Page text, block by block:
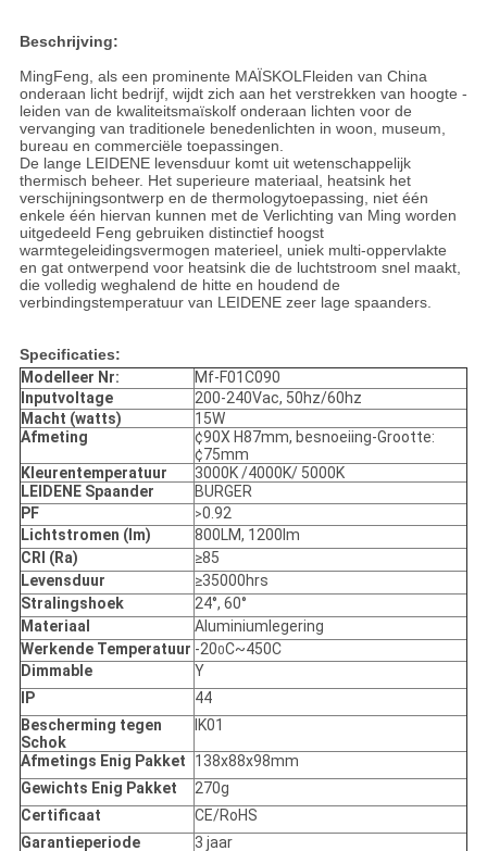
Beschrijving:
MingFeng, als een prominente MAÏSKOLFleiden van China
onderaan licht bedrijf, wijdt zich aan het verstrekken van hoogte -
leiden van de kwaliteitsmaïskolf onderaan lichten voor de
vervanging van traditionele benedenlichten in woon, museum,
bureau en commerciële toepassingen.
De lange LEIDENE levensduur komt uit wetenschappelijk
thermisch beheer. Het superieure materiaal, heatsink het
verschijningsontwerp en de thermologytoepassing, niet één
enkele één hiervan kunnen met de Verlichting van Ming worden
uitgedeeld Feng gebruiken distinctief hoogst
warmtegeleidingsvermogen materieel, uniek multi-oppervlakte
en gat ontwerpend voor heatsink die de luchtstroom snel maakt,
die volledig weghalend de hitte en houdend de
verbindingstemperatuur van LEIDENE zeer lage spaanders.
Specificaties:
Modelleer Nr:
Mf-F01C090
Inputvoltage
200-240Vac, 50hz/60hz
Macht (watts)
15W
Afmeting
¢90X H87mm, besnoeiing-Grootte:
¢75mm
Kleurentemperatuur
3000K /4000K/ 5000K
LEIDENE Spaander
BURGER
PF
>0.92
Lichtstromen (lm)
800LM, 1200lm
CRI (Ra)
≥85
Levensduur
≥35000hrs
Stralingshoek
24°, 60°
Materiaal
Aluminiumlegering
Werkende Temperatuur -200C~450C
Dimmable
Y
IP
44
Bescherming tegen
Schok
IK01
Afmetings Enig Pakket
138x88x98mm
Gewichts Enig Pakket
270g
Certificaat
CE/RoHS
Garantieperiode
3 jaar